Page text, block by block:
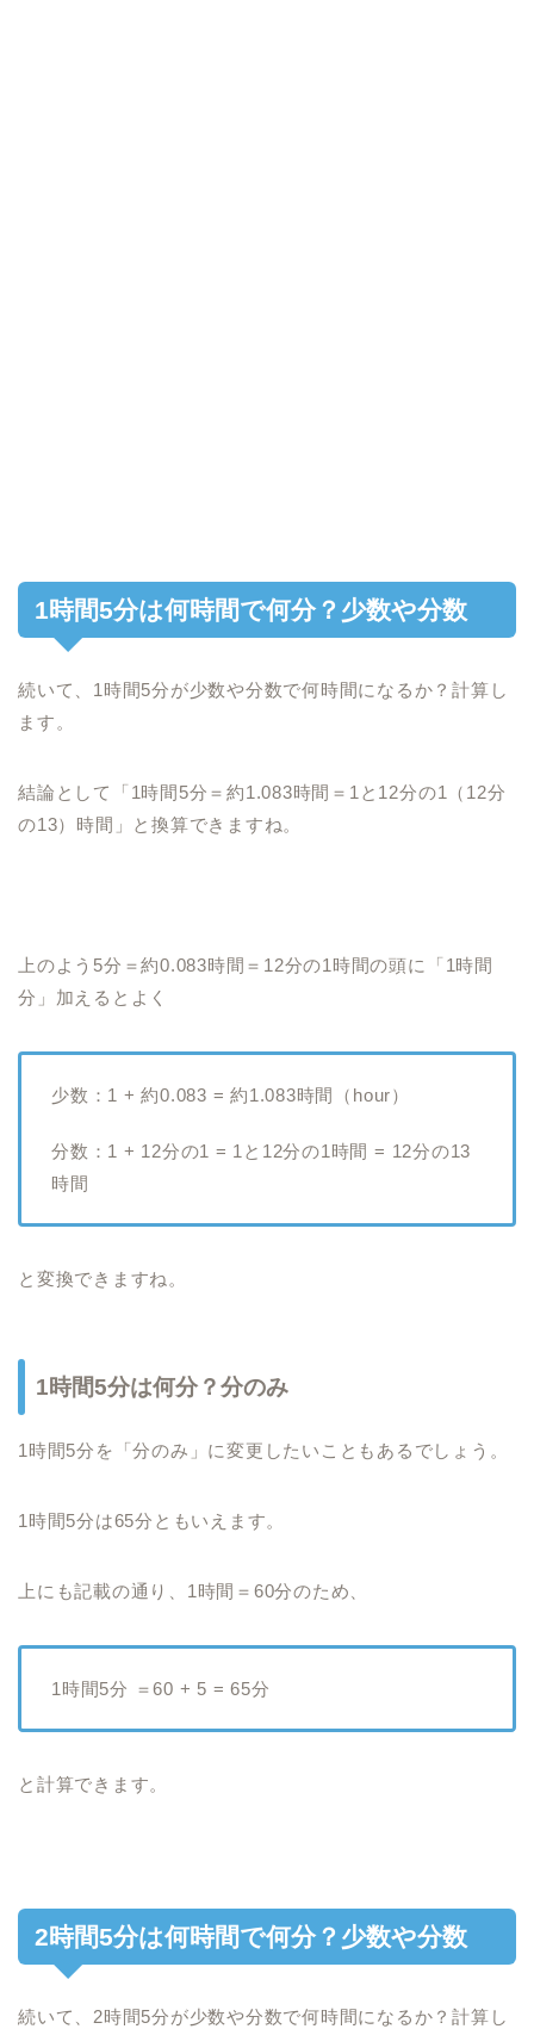
1時間5分は何時間で何分？少数や分数
続いて、1時間5分が少数や分数で何時間になるか？計算し
ます。
結論として「1時間5分＝約1.083時間＝1と12分の1（12分
の13）時間」と換算できますね。
上のよう5分＝約0.083時間＝12分の1時間の頭に「1時間
分」加えるとよく
少数：1 + 約0.083 = 約1.083時間（hour）
分数：1 + 12分の1 = 1と12分の1時間 = 12分の13
時間
と変換できますね。
1時間5分は何分？分のみ
1時間5分を「分のみ」に変更したいこともあるでしょう。
1時間5分は65分ともいえます。
上にも記載の通り、1時間＝60分のため、
1時間5分 ＝60 + 5 = 65分
と計算できます。
2時間5分は何時間で何分？少数や分数
続いて、2時間5分が少数や分数で何時間になるか？計算し